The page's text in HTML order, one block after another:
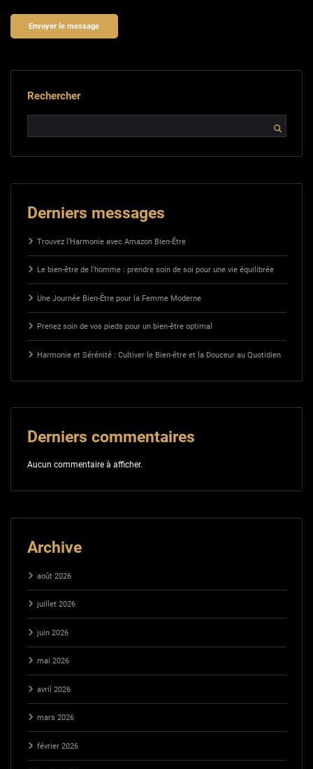
Rechercher
Derniers messages
Trouvez l’Harmonie avec Amazon Bien-Être
Le bien-être de l’homme : prendre soin de soi pour une vie équilibrée
Une Journée Bien-Être pour la Femme Moderne
Prenez soin de vos pieds pour un bien-être optimal
Harmonie et Sérénité : Cultiver le Bien-être et la Douceur au Quotidien
Derniers commentaires
Aucun commentaire à afficher.
Archive
août 2026
juillet 2026
juin 2026
mai 2026
avril 2026
mars 2026
février 2026